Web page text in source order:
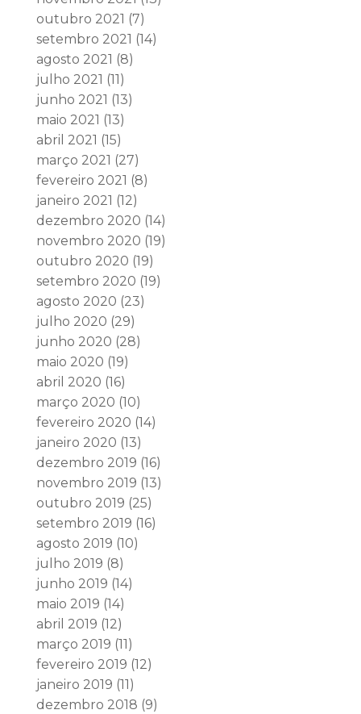
outubro 2021 (7)
setembro 2021 (14)
agosto 2021 (8)
julho 2021 (11)
junho 2021 (13)
maio 2021 (13)
abril 2021 (15)
março 2021 (27)
fevereiro 2021 (8)
janeiro 2021 (12)
dezembro 2020 (14)
novembro 2020 (19)
outubro 2020 (19)
setembro 2020 (19)
agosto 2020 (23)
julho 2020 (29)
junho 2020 (28)
maio 2020 (19)
abril 2020 (16)
março 2020 (10)
fevereiro 2020 (14)
janeiro 2020 (13)
dezembro 2019 (16)
novembro 2019 (13)
outubro 2019 (25)
setembro 2019 (16)
agosto 2019 (10)
julho 2019 (8)
junho 2019 (14)
maio 2019 (14)
abril 2019 (12)
março 2019 (11)
fevereiro 2019 (12)
janeiro 2019 (11)
dezembro 2018 (9)